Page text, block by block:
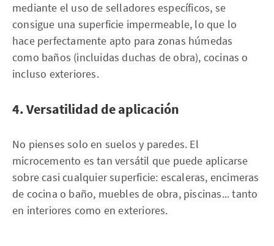
mediante el uso de selladores específicos, se
consigue una superficie impermeable, lo que lo
hace perfectamente apto para zonas húmedas
como baños (incluidas duchas de obra), cocinas o
incluso exteriores.
4. Versatilidad de aplicación
No pienses solo en suelos y paredes. El
microcemento es tan versátil que puede aplicarse
sobre casi cualquier superficie: escaleras, encimeras
de cocina o baño, muebles de obra, piscinas... tanto
en interiores como en exteriores.